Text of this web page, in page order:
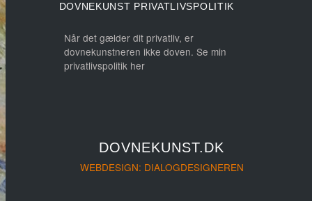
DOVNEKUNST PRIVATLIVSPOLITIK
Når det gælder dit privatliv, er
dovnekunstneren ikke doven. Se min
privatlivspolitik her
DOVNEKUNST.DK
WEBDESIGN: DIALOGDESIGNEREN